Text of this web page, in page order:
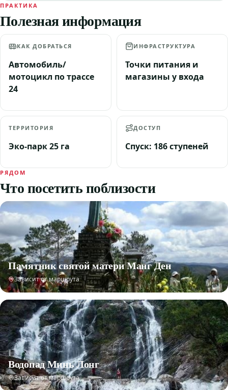
ПРАКТИКА
Полезная информация
КАК ДОБРАТЬСЯ
Автомобиль/
мотоцикл по трассе
24
ИНФРАСТРУКТУРА
Точки питания и
магазины у входа
ТЕРРИТОРИЯ
Эко-парк 25 га
ДОСТУП
Спуск: 186 ступеней
РЯДОМ
Что посетить поблизости
Памятник святой матери Манг Ден
Зависит от маршрута
Водопад Минь Лонг
Зависит от маршрута